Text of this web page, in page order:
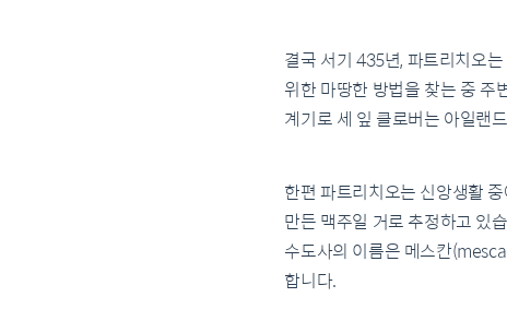
결국 서기 435년, 파트리치오
위한 마땅한 방법을 찾는 중 주
계기로 세 잎 클로버는 아일랜
한편 파트리치오는 신앙생활
만든 맥주일 거로 추정하고 있
수도사의 이름은 메스칸
합니다.